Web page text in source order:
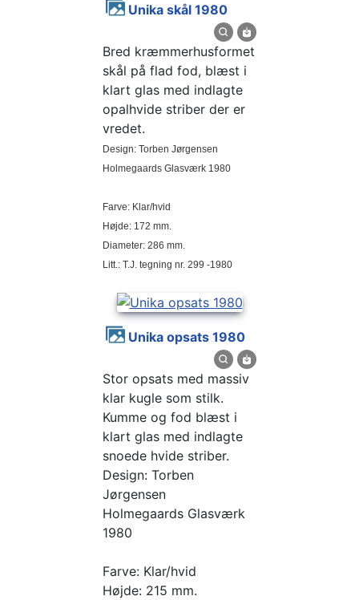
Unika skål 1980
Bred kræmmerhusformet
skål på flad fod, blæst i
klart glas med indlagte
opalhvide striber der er
vredet.
Design: Torben Jørgensen
Holmegaards Glasværk 1980
Farve: Klar/hvid
Højde: 172 mm.
Diameter: 286 mm.
Litt.: T.J. tegning nr. 299 -1980
Unika opsats 1980
Stor opsats med massiv
klar kugle som stilk.
Kumme og fod blæst i
klart glas med indlagte
snoede hvide striber.
Design: Torben
Jørgensen
Holmegaards Glasværk
1980
Farve: Klar/hvid
Højde: 215 mm.